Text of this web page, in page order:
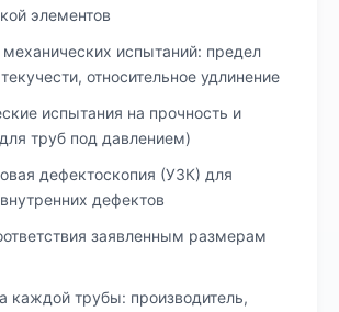
элементов
механических испытаний: предел
относительное удлинение
испытания на прочность и
труб под давлением)
дефектоскопия (УЗК) для
дефектов
заявленным размерам
каждой трубы: производитель,